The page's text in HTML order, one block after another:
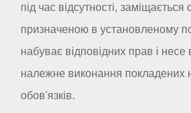
під час відсутності,
призначеною в установленому
набуває відповідних прав і несе
належне виконання покладених
обов'язків.